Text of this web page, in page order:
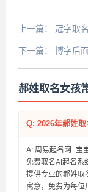
上一篇： 冠字取
下一篇： 博字后
郝姓取名女孩
Q: 2026年郝姓取
A: 周易起名网_宝
免费取名AI起名系
提供专业的郝姓取
寓意，免费为每位